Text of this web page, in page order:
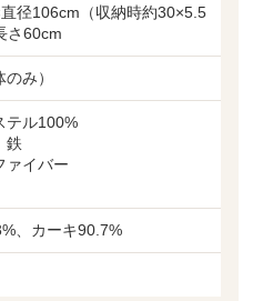
径106cm（収納時約30×5.5
さ60cm
み）
テル100%
鉄
ァイバー
、カーキ90.7%